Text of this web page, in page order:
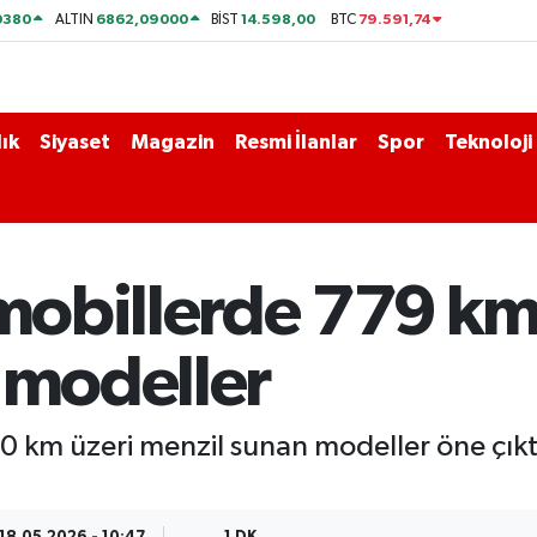
ALTIN 6862,09000 BİST14.598,00 BTC 79.591,74
Siyaset Magazin Resmi İlanlar Spor Teknoloji
779
km üzeri menzil sunan modeller öne